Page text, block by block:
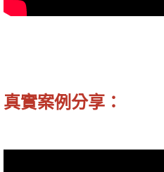
真實案例分享：